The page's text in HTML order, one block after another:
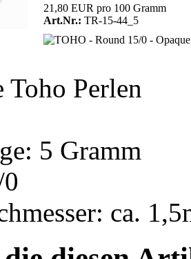
21,80 EUR pro 100 Gramm
Art.Nr.: TR-15-44_5
Toho Perlen
5 Gramm
ca.